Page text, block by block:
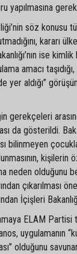
yapılmasına
söz konusu
kararı
ise kimlik
amacı
yer aldığı”
gerekçeleri
da gösterildi.
bilinmeyen
kişilerin
neden olduğunu
çıkarılması
İçişleri
ELAM Partisi
uygulamanın
olduğunu